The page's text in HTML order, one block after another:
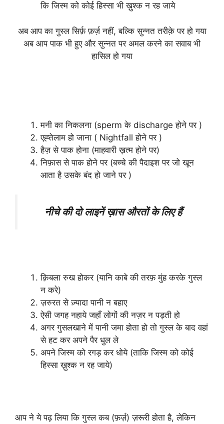
कि जिस्म को कोई हिस्सा भी ख़ुश्क न रह जाये
अब आप का गुस्ल सिर्फ़ फ़र्ज़ नहीं, बल्कि सुन्नत तरीक़े पर हो गया
अब आप पाक भी हुए और सुन्नत पर अमल करने का सवाब भी
हासिल हो गया
मनी का निकलना (sperm के discharge होने पर )
एह्तेलाम हो जाना ( Nightfall होने पर )
हैज़ से पाक होना (माहवारी ख़त्म होने पर)
निफ़ास से पाक होने पर (बच्चे की पैदाइश पर जो खून
आता है उसके बंद हो जाने पर )
नीचे की दो लाइनें ख़ास औरतों के लिए हैं
क़िबला रुख होकर (यानि काबे की तरफ़ मुंह करके गुस्ल
न करे)
ज़रुरत से ज़्यादा पानी न बहाए
ऐसी जगह नहाये जहाँ लोगों की नज़र न पड़ती हो
अगर गुसलखाने में पानी जमा होता हो तो गुस्ल के बाद वहां
से हट कर अपने पैर धुल ले
अपने जिस्म को रगड़ कर धोये (ताकि जिस्म को कोई
हिस्सा ख़ुश्क न रह जाये)
आप ने ये पढ़ लिया कि गुस्ल कब (फ़र्ज़) ज़रूरी होता है, लेकिन